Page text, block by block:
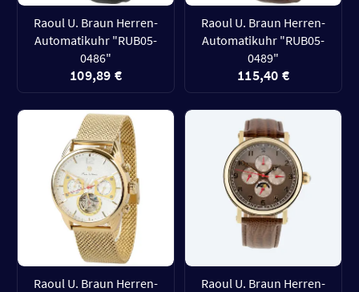
Raoul U. Braun Herren-
Automatikuhr "RUB05-
0486"
109,89 €
Raoul U. Braun Herren-
Automatikuhr "RUB05-
0489"
115,40 €
Raoul U. Braun Herren-
Raoul U. Braun Herren-